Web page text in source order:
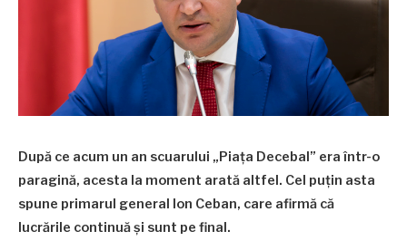
După ce acum un an scuarului „Piaţa Decebal” era într-o
paragină, acesta la moment arată altfel. Cel puțin asta
spune primarul general Ion Ceban, care afirmă că
lucrările continuă și sunt pe final.